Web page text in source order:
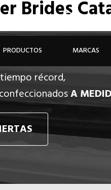
926 81
PRODUCTOS MARCAS
Brides
récord,
A